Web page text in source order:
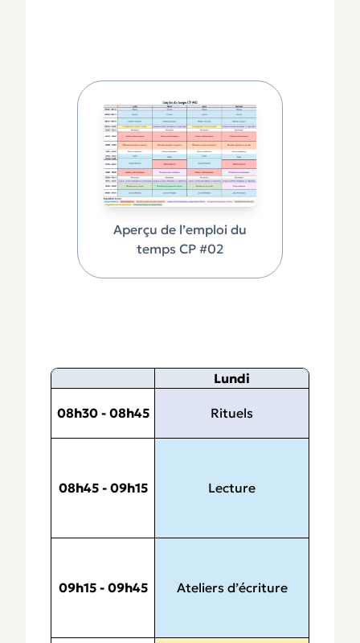
Aperçu de l’emploi du
temps CP #02
Lundi
08h30 - 08h45 Rituels
08h45 - 09h15 Lecture
09h15 - 09h45 Ateliers d’écriture